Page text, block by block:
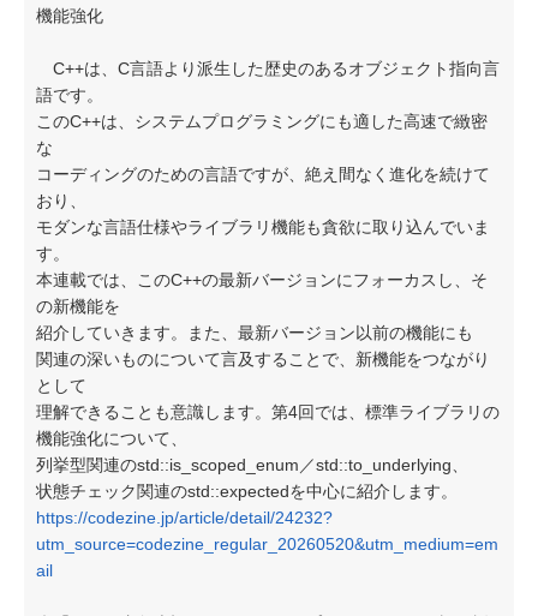
機能強化
C++は、C言語より派生した歴史のあるオブジェクト指向言
語です。
このC++は、システムプログラミングにも適した高速で緻密
な
コーディングのための言語ですが、絶え間なく進化を続けて
おり、
モダンな言語仕様やライブラリ機能も貪欲に取り込んでいま
す。
本連載では、このC++の最新バージョンにフォーカスし、そ
の新機能を
紹介していきます。また、最新バージョン以前の機能にも
関連の深いものについて言及することで、新機能をつながり
として
理解できることも意識します。第4回では、標準ライブラリの
機能強化について、
列挙型関連のstd::is_scoped_enum／std::to_underlying、
状態チェック関連のstd::expectedを中心に紹介します。
https://codezine.jp/article/detail/24232?
utm_source=codezine_regular_20260520&utm_medium=em
ail